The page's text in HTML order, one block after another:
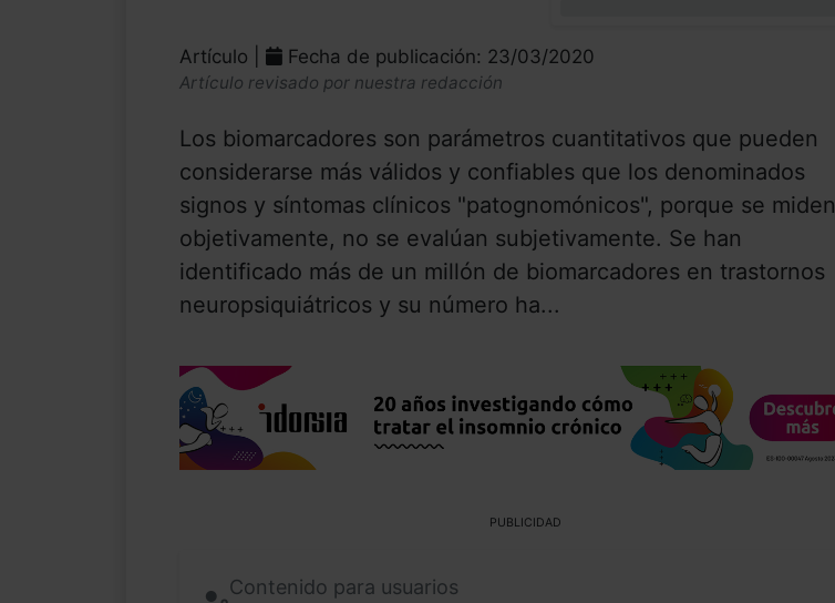
Artículo | Fecha de publicación: 23/03/2020
Artículo revisado por nuestra redacción
Los biomarcadores son parámetros cuantitativos que pueden
considerarse más válidos y confiables que los denominados
signos y síntomas clínicos "patognomónicos", porque se miden
objetivamente, no se evalúan subjetivamente. Se han
identificado más de un millón de biomarcadores en trastornos
neuropsiquiátricos y su número ha...
PUBLICIDAD
Contenido para usuarios